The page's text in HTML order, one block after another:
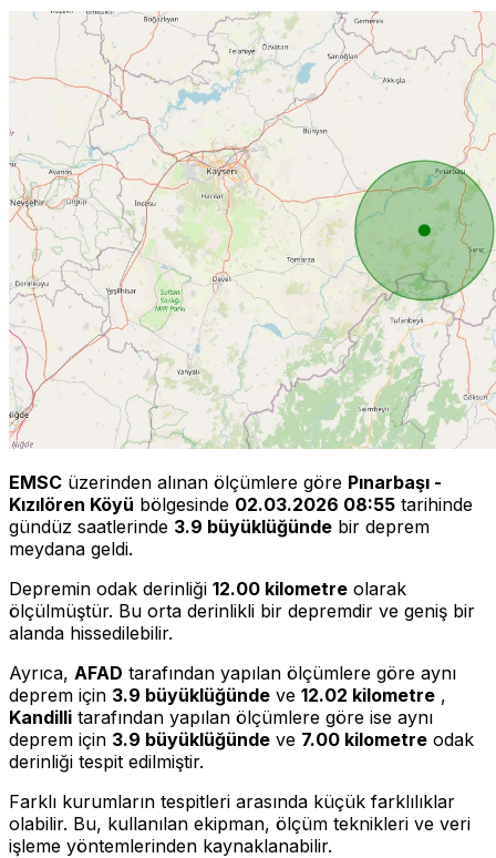
EMSC üzerinden alınan ölçümlere göre Pınarbaşı -
Kızılören Köyü bölgesinde 02.03.2026 08:55 tarihinde
gündüz saatlerinde 3.9 büyüklüğünde bir deprem
meydana geldi.
Depremin odak derinliği 12.00 kilometre olarak
ölçülmüştür. Bu orta derinlikli bir depremdir ve geniş bir
alanda hissedilebilir.
Ayrıca, AFAD tarafından yapılan ölçümlere göre aynı
deprem için 3.9 büyüklüğünde ve 12.02 kilometre ,
Kandilli tarafından yapılan ölçümlere göre ise aynı
deprem için 3.9 büyüklüğünde ve 7.00 kilometre odak
derinliği tespit edilmiştir.
Farklı kurumların tespitleri arasında küçük farklılıklar
olabilir. Bu, kullanılan ekipman, ölçüm teknikleri ve veri
işleme yöntemlerinden kaynaklanabilir.